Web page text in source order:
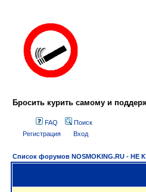
Бросить курить самому и
FAQ
Поиск
Регистрация
Вход
Список форумов NOSMOKING.RU - НЕ